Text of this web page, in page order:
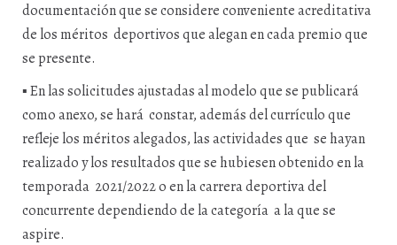
documentación que se considere conveniente acreditativa
de los méritos deportivos que alegan en cada premio que
se presente.
▪En las solicitudes ajustadas al modelo que se publicará
como anexo, se hará constar, además del currículo que
refleje los méritos alegados, las actividades que se hayan
realizado y los resultados que se hubiesen obtenido en la
temporada 2021/2022 o en la carrera deportiva del
concurrente dependiendo de la categoría a la que se
aspire.